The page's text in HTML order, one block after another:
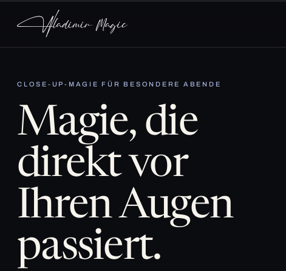
CLOSE-UP-MAGIE FÜR BESONDERE ABENDE
Magie, die
direkt vor
Ihren Augen
passiert.